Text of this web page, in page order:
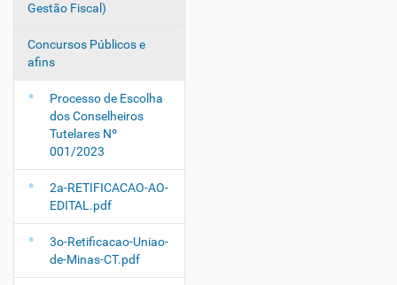
Gestão Fiscal)
Concursos Públicos e
afins
Processo de Escolha
dos Conselheiros
Tutelares Nº
001/2023
2a-RETIFICACAO-AO-
EDITAL.pdf
3o-Retificacao-Uniao-
de-Minas-CT.pdf